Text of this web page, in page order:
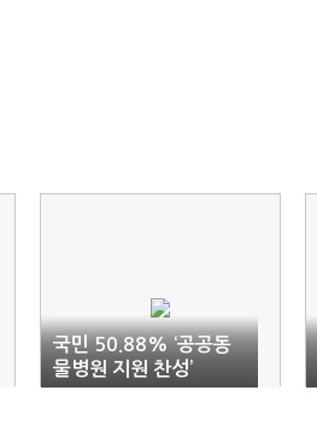
국민 50.88% ‘공공동
물병원 지원 찬성’